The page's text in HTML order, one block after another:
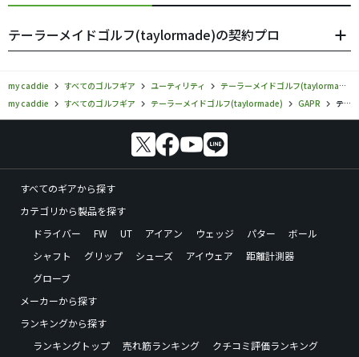
テーラーメイドゴルフ(taylormade)の契約プロ
my caddie すべてのゴルフギア ユーティリティ
テーラーメイドゴルフ(taylormade)
my caddie
すべてのゴルフギア テーラーメイドゴルフ(taylormade) GAPR テーラーメイドゴルフ／GAPR／ユーティリティの口コミ評価
すべてのギアから探す
カテゴリから製品を探す
ドライバー
FW UT アイアン ウェッジ パター
ボール
シャフト
グリップ シューズ アイウェア
距離計測器
グローブ
メーカーから探す
ランキングから探す
ランキングトップ
売れ筋ランキング
クチコミ評価ランキング